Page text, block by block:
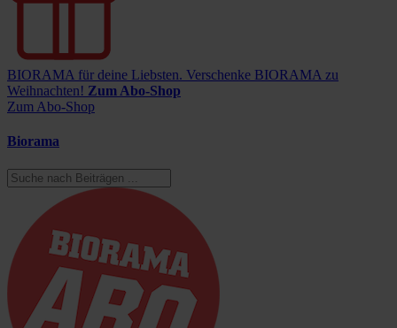
BIORAMA für deine Liebsten. Verschenke BIORAMA zu
Weihnachten! Zum Abo-Shop
Zum Abo-Shop
Biorama